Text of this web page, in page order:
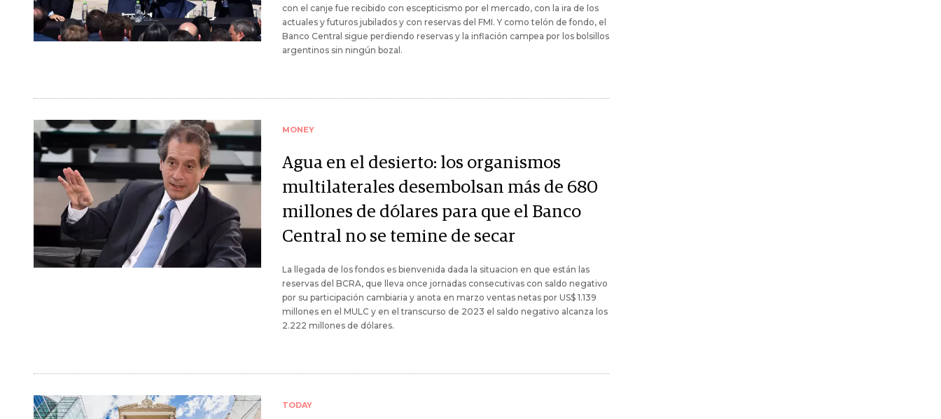
con el canje fue recibido con escepticismo por el mercado, con la ira de los
actuales y futuros jubilados y con reservas del FMI. Y como telón de fondo, el
Banco Central sigue perdiendo reservas y la inflación campea por los bolsillos
argentinos sin ningún bozal.
MONEY
Agua en el desierto: los organismos
multilaterales desembolsan más de 680
millones de dólares para que el Banco
Central no se temine de secar
La llegada de los fondos es bienvenida dada la situacion en que están las
reservas del BCRA, que lleva once jornadas consecutivas con saldo negativo
por su participación cambiaria y anota en marzo ventas netas por US$ 1.139
millones en el MULC y en el transcurso de 2023 el saldo negativo alcanza los
2.222 millones de dólares.
TODAY